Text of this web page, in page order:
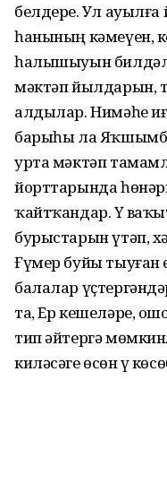
белдерҙе. Ул
һанының кәмеүен,
һалышыуын
мәктәп йылдарын,
алдылар. Нимәһе
барыһы ла
урта мәктәп
йорттарында
ҡайтҡандар. Үҙ
бурыстарын үтәп,
Ғүмер буйы тыуған
балалар
та, Ер кешеләре,
тип әйтергә мөмкин.
киләсәге өсөн үҙ